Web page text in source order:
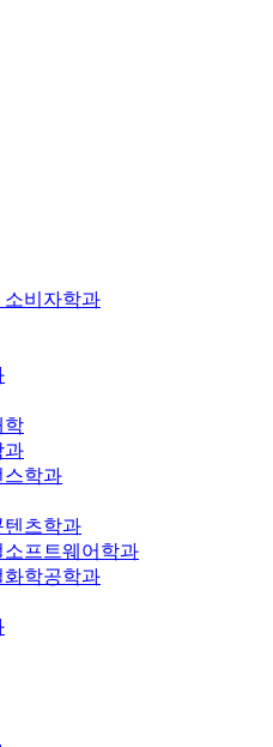
소비자학과
학
과
스학과
텐츠학과
프트웨어학과
화학공학과